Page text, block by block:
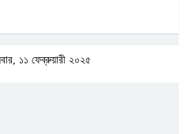
১১ ফেব্রুয়ারী ২০২৫